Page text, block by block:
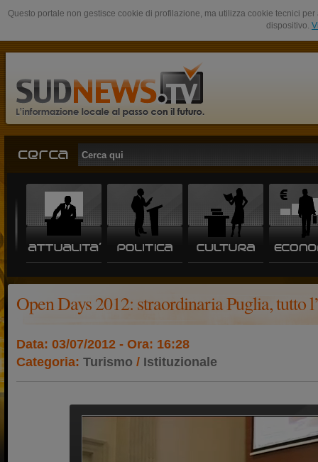
Questo portale non gestisce cookie di profilazione, ma utilizza cookie tecnici
dispositivo.
Open Days 2012: straordinaria Puglia, tutto
Data: 03/07/2012 - Ora: 16:28
Categoria: Turismo / Istituzionale